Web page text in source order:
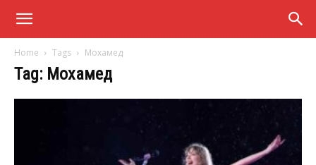
Home Tags Мохамед
Tag: Мохамед